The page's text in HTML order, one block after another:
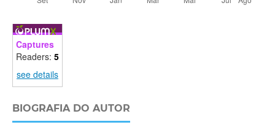
Captures
Readers: 5
see details
BIOGRAFIA DO AUTOR